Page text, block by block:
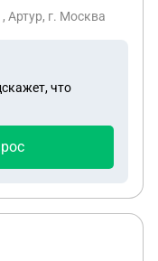
из-за того,
Артур, г. Москва
что